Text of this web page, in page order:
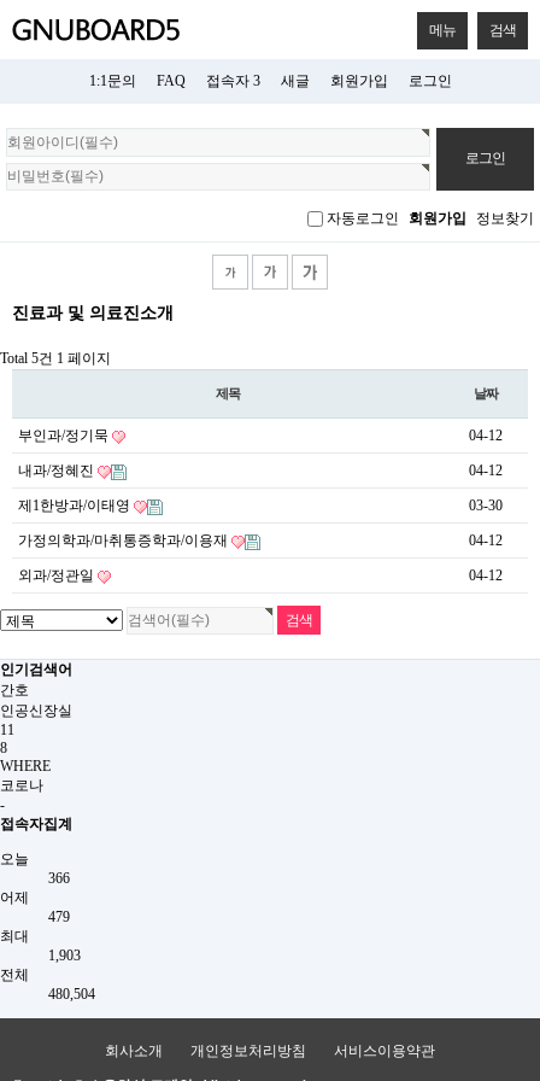
메뉴 검색
1:1문의 FAQ 접속자 3 새글 회원가입 로그인
회
원
로
자동로그인 회원가입 정보찾기
진료과 및 의료진소개
Total 5건 1 페이지
제목 날짜
부인과/정기묵 04-12
내과/정혜진 04-12
제1한방과/이태영 03-30
가정의학과/마취통증학과/이용재 04-12
외과/정관일 04-12
인기검색어
간호
인공신장실
11
8
WHERE
코로나
-
접속자집계
오늘
366
어제
479
최대
1,903
전체
480,504
회사소개 개인정보처리방침 서비스이용약관